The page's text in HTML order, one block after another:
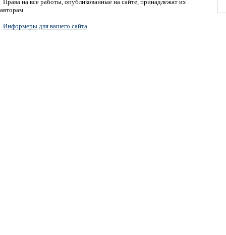
Права на все работы, опубликованные на сайте, принадлежат их
авторам
Информеры для вашего сайта